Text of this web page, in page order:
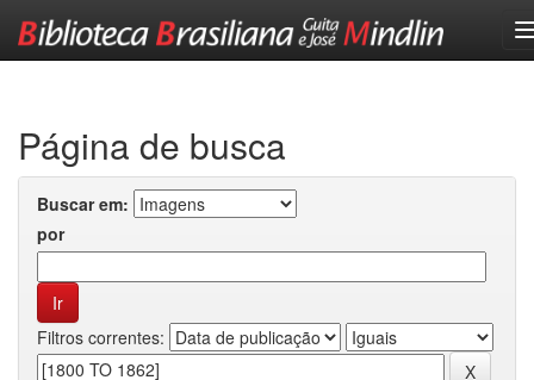
Página de busca
Buscar em:
por
Filtros correntes: